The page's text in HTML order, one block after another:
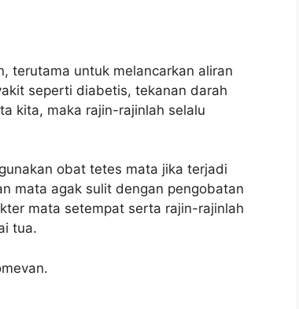
terutama untuk melancarkan aliran
seperti diabetis, tekanan darah
kita, maka rajin-rajinlah selalu
obat tetes mata jika terjadi
mata agak sulit dengan pengobatan
mata setempat serta rajin-rajinlah
tua.